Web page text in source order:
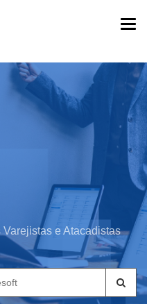
e Atacadistas